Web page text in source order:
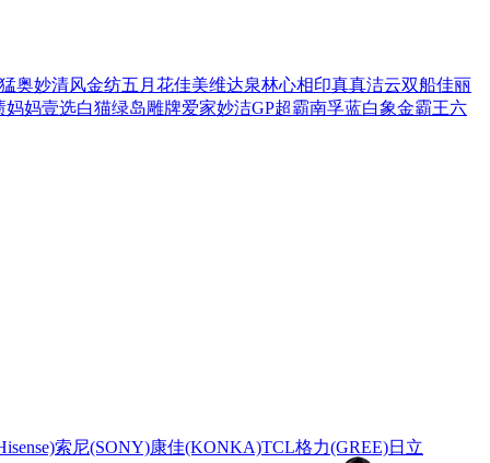
奥妙清风金纺五月花佳美维达泉林心相印真真洁云双船佳丽
妈妈壹选白猫绿岛雕牌爱家妙洁GP超霸南孚蓝白象金霸王六
索尼(SONY)康佳(KONKA)TCL格力(GREE)日立